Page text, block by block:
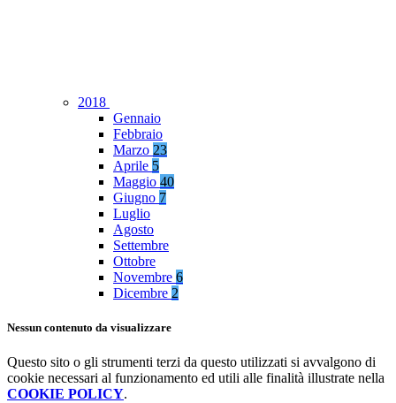
2018
Gennaio
Febbraio
Marzo 23
Aprile 5
Maggio 40
Giugno 7
Luglio
Agosto
Settembre
Ottobre
Novembre 6
Dicembre 2
Nessun contenuto da visualizzare
Questo sito o gli strumenti terzi da questo utilizzati si avvalgono di
cookie necessari al funzionamento ed utili alle finalità illustrate nella
COOKIE POLICY.